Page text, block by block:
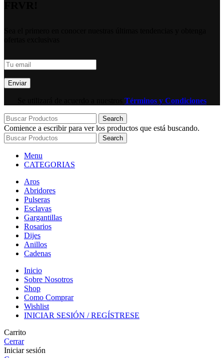
Términos y Condiciones
Search
Comience a escribir para ver los productos que está buscando.
Search
Menu
CATEGORIAS
Aros
Abridores
Pulseras
Esclavas
Gargantillas
Rosarios
Dijes
Anillos
Cadenas
Inicio
Sobre Nosotros
Shop
Como Comprar
Wishlist
INICIAR SESIÓN / REGÍSTRESE
Carrito
Cerrar
Iniciar sesión